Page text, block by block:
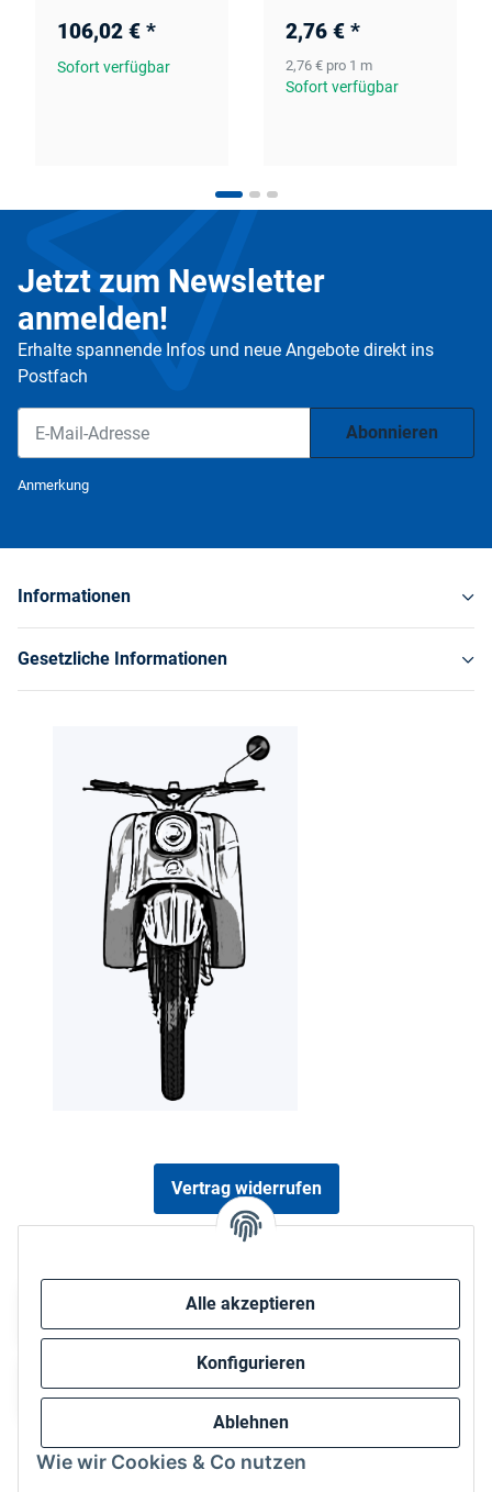
Alle akzeptieren
Konfigurieren
Ablehnen
Wie wir Cookies & Co nutzen
106,02 € *
Sofort verfügbar
2,76 € *
2,76 € pro 1 m
Sofort verfügbar
Jetzt zum Newsletter
anmelden!
Erhalte spannende Infos und neue Angebote direkt ins
Postfach
Abonnieren
Anmerkung
Informationen
Gesetzliche Informationen
Vertrag widerrufen
Wir versenden via: